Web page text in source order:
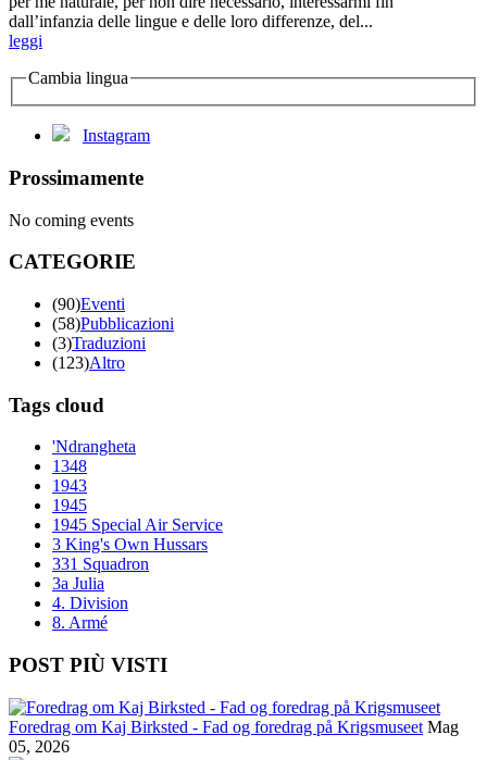
dall’infanzia delle lingue e delle loro differenze, del...
leggi
Cambia lingua
Instagram
Prossimamente
No coming events
CATEGORIE
(90)Eventi
(58)Pubblicazioni
(3)Traduzioni
(123)Altro
Tags cloud
'Ndrangheta
1348
1943
1945
1945 Special Air Service
3 King's Own Hussars
331 Squadron
3a Julia
4. Division
8. Armé
POST PIÙ VISTI
Foredrag om Kaj Birksted - Fad og foredrag på Krigsmuseet Mag
05, 2026